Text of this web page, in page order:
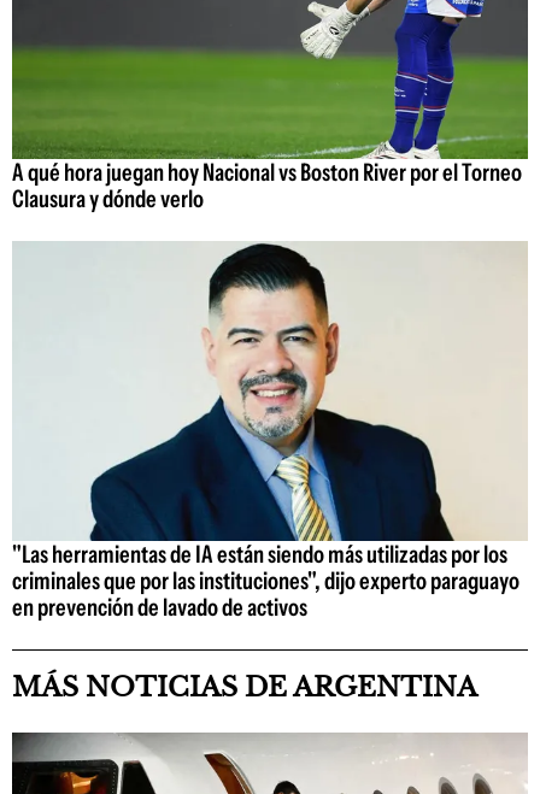
A qué hora juegan hoy Nacional vs Boston River por el Torneo
Clausura y dónde verlo
"Las herramientas de IA están siendo más utilizadas por los
criminales que por las instituciones", dijo experto paraguayo
en prevención de lavado de activos
MÁS NOTICIAS DE ARGENTINA